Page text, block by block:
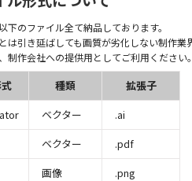
下のファイル全て納品しております。
は引き延ばしても画質が劣化しない制作業
制作会社への提供用としてご利用ください。
種類
拡張子
ベクター
.ai
ベクター
.pdf
画像
.png